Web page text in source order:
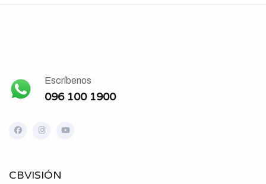
Escríbenos
096 100 1900
CBVISIÓN